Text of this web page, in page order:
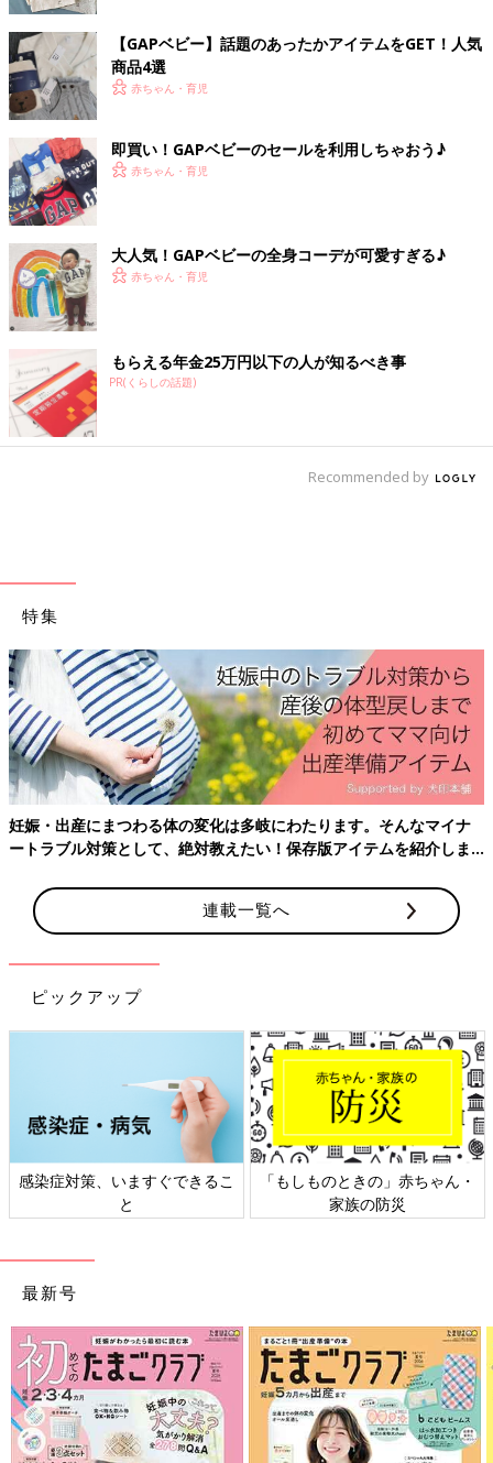
こちらはs_ababy1さんのブラナンベアアイテムです。帽子や靴
マに大人気！特にGAPベビーのセールはとても
お得に商品がGETできると話題沸騰中です。今
回はそんなセールでGETしたアイテムのインス
タ投稿をご紹介します。
SNSで大人気のタイツはもちろんカーディガンやベスト、トップ
スや帽子などアウターから小物までさまざまなアイテムが展開さ
れていますよね。みなさんもお子さんにピッタリのアイテムを買
ってみてくださいね♪
(文・ナキナキ)
※記事内容でご紹介している投稿、リンク先は、削除される場合
があります。あらかじめご了承ください。
※記事の内容は記載当時の情報であり、現在と異なる場合があり
ます。
【GAPベビー】話題のあったかアイテムをGET！人気
商品4選
赤ちゃん・育児
即買い！GAPベビーのセールを利用しちゃおう♪
赤ちゃん・育児
大人気！GAPベビーの全身コーデが可愛すぎる♪
赤ちゃん・育児
もらえる年金25万円以下の人が知るべき事
PR(くらしの話題)
Recommended by
特集
妊娠・出産にまつわる体の変化は多岐にわたります。そんなマイナ
ートラブル対策として、絶対教えたい！保存版アイテムを紹介しま
連載一覧へ
ピックアップ
感染症対策、いますぐできるこ
と
「もしものときの」赤ちゃん・
家族の防災
最新号